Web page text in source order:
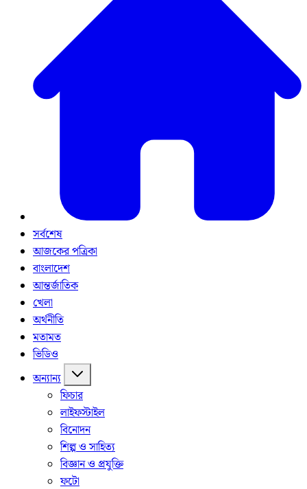
সর্বশেষ
আজকের পত্রিকা
বাংলাদেশ
আন্তর্জাতিক
খেলা
অর্থনীতি
মতামত
ভিডিও
অন্যান্য
ফিচার
লাইফস্টাইল
বিনোদন
শিল্প ও সাহিত্য
বিজ্ঞান ও প্রযুক্তি
ফটো